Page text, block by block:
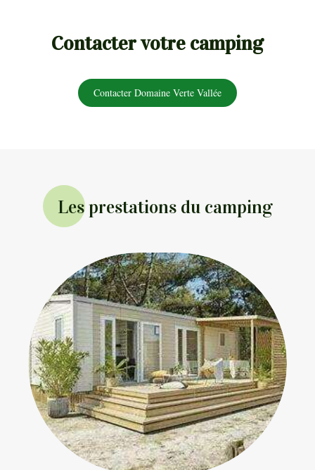
Contacter votre camping
Contacter Domaine Verte Vallée
Les prestations du camping